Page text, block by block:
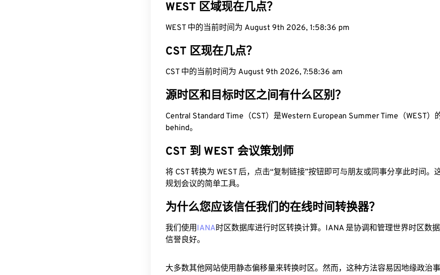
WEST 区域现在几点？
WEST 中的当前时间为 August 9th 2026, 1:58:37 pm
CST 区现在几点？
CST 中的当前时间为 August 9th 2026, 7:58:37 am
源时区和目标时区之间有什么区别？
Central Standard Time（CST）是Western European Summer Time（WEST）
behind。
CST 到 WEST 会议策划师
将 CST 转换为 WEST 后，点击“复制链接”按钮即可与朋友或同事分享此时间。
规划会议的简单工具。
为什么您应该信任我们的在线时间转换器？
我们使用IANA时区数据库进行时区转换计算。IANA 是协调和管理世界时区数
信誉良好。
大多数其他网站使用静态偏移量来转换时区。然而，这种方法容易因地缘政治